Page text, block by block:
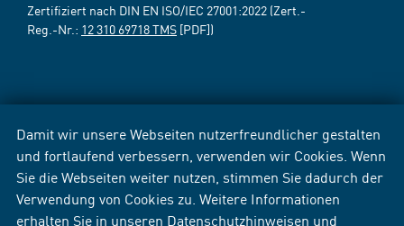
Damit wir unsere Webseiten nutzerfreundlicher gestalten
und fortlaufend verbessern, verwenden wir Cookies. Wenn
Sie die Webseiten weiter nutzen, stimmen Sie dadurch der
Verwendung von Cookies zu. Weitere Informationen
erhalten Sie in unseren Datenschutzhinweisen und
Zertifiziert nach DIN EN ISO/IEC 27001:2022 (Zert.-
Reg.-Nr.: 12 310 69718 TMS [PDF])